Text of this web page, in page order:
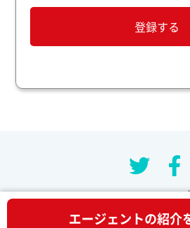
エージェントの紹介
利用規約・個人情報保護方針
Copyright © 2019 Agent Finder.